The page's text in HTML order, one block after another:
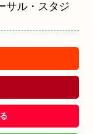
サル・スタジ